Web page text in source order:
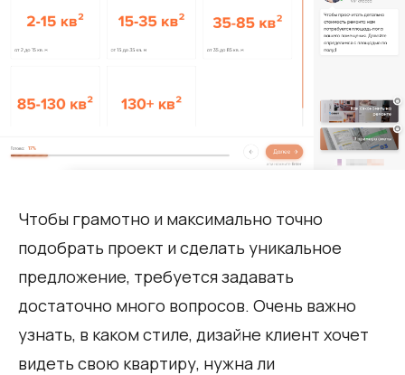
Чтобы грамотно и максимально точно
подобрать проект и сделать уникальное
предложение, требуется задавать
достаточно много вопросов. Очень важно
узнать, в каком стиле, дизайне клиент хочет
видеть свою квартиру, нужна ли